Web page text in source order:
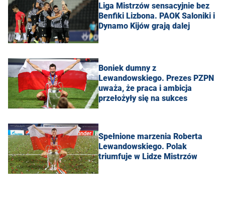
Liga Mistrzów sensacyjnie bez
Benfiki Lizbona. PAOK Saloniki i
Dynamo Kijów grają dalej
Boniek dumny z
Lewandowskiego. Prezes PZPN
uważa, że praca i ambicja
przełożyły się na sukces
Spełnione marzenia Roberta
Lewandowskiego. Polak
triumfuje w Lidze Mistrzów